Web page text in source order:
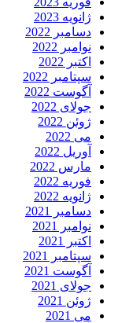
ژانویه 2023
دسامبر 2022
نوامبر 2022
اکتبر 2022
سپتامبر 2022
آگوست 2022
جولای 2022
ژوئن 2022
می 2022
آوریل 2022
مارس 2022
فوریه 2022
ژانویه 2022
دسامبر 2021
نوامبر 2021
اکتبر 2021
سپتامبر 2021
آگوست 2021
جولای 2021
ژوئن 2021
می 2021